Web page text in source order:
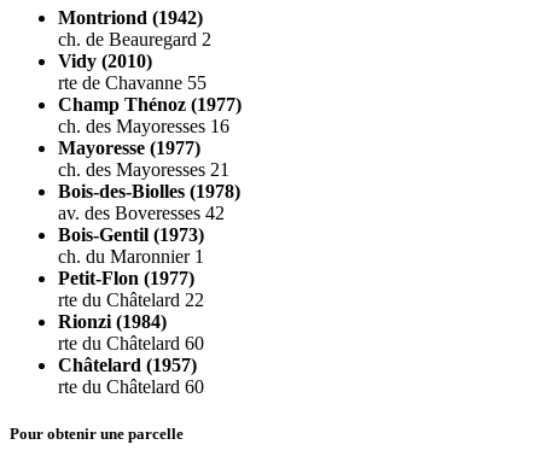
Montriond (1942)
ch. de Beauregard 2
Vidy (2010)
rte de Chavanne 55
Champ Thénoz (1977)
ch. des Mayoresses 16
Mayoresse (1977)
ch. des Mayoresses 21
Bois-des-Biolles (1978)
av. des Boveresses 42
Bois-Gentil (1973)
ch. du Maronnier 1
Petit-Flon (1977)
rte du Châtelard 22
Rionzi (1984)
rte du Châtelard 60
Châtelard (1957)
rte du Châtelard 60
Pour obtenir une parcelle